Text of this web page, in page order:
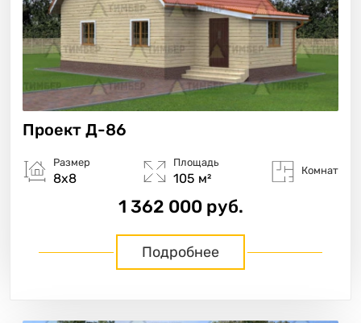
Проект Д-86
Размер
8х8
Площадь
105 м²
Комнат
1 362 000 руб.
Подробнее